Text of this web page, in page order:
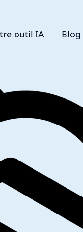
outil IA Blog